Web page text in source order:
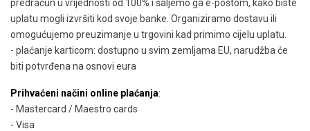
predračun u vrijednosti od 100% i šaljemo ga e-poštom, kako biste
uplatu mogli izvršiti kod svoje banke. Organiziramo dostavu ili
omogućujemo preuzimanje u trgovini kad primimo cijelu uplatu.
- plaćanje karticom: dostupno u svim zemljama EU, narudžba će
biti potvrđena na osnovi eura
Prihvaćeni načini online plaćanja:
- Mastercard / Maestro cards
- Visa